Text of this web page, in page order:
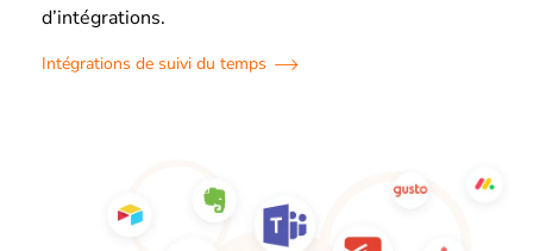
d’intégrations.
Intégrations de suivi du temps